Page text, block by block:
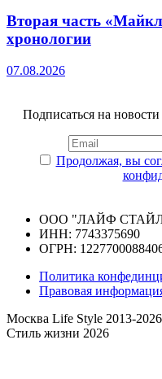
Вторая часть
хронологии
07.08.2026
Подписаться на новости
Продолжая, вы
ООО "ЛАЙФ
ИНН: 7743375690
ОГРН:
Политика
Правовая
Москва Life Style 2013-
Стиль жизни 2026